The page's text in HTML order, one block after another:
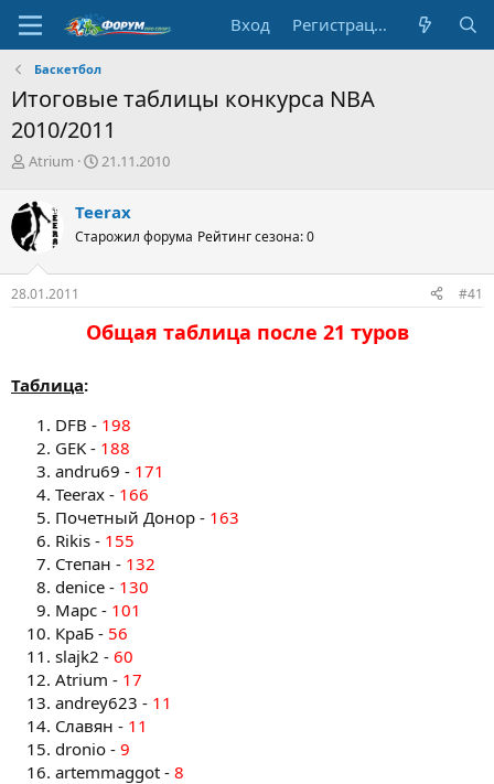
Вход Регистрация
Баскетбол
Итоговые таблицы конкурса NBA
2010/2011
А
т
о
р
е
м
Atrium
Д
а
н
ч
а
21.11.2010
Teerax
Старожил форума Рейтинг сезона: 0
28.01.2011 #41
Общая таблица после 21 туров​
Таблица:
DFB - 198
GEK - 188
andru69 - 171
Teerax - 166
Почетный Донор - 163
Rikis - 155
Степан - 132
denice - 130
Марс - 101
КраБ - 56
slajk2 - 60
Atrium - 17
andrey623 - 11
Славян - 11
dronio - 9
artemmaggot - 8